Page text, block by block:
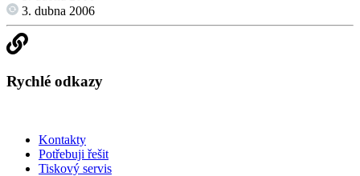
3. dubna 2006
Rychlé odkazy
Kontakty
Potřebuji řešit
Tiskový servis